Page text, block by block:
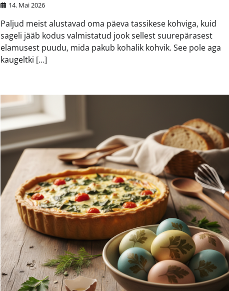
14. Mai 2026
Paljud meist alustavad oma päeva tassikese kohviga, kuid
sageli jääb kodus valmistatud jook sellest suurepärasest
elamusest puudu, mida pakub kohalik kohvik. See pole aga
kaugeltki […]